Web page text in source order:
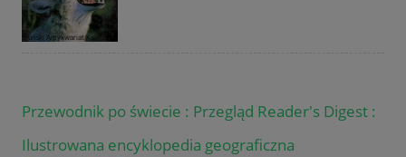
Przewodnik po świecie : Przegląd Reader's Digest :
Ilustrowana encyklopedia geograficzna